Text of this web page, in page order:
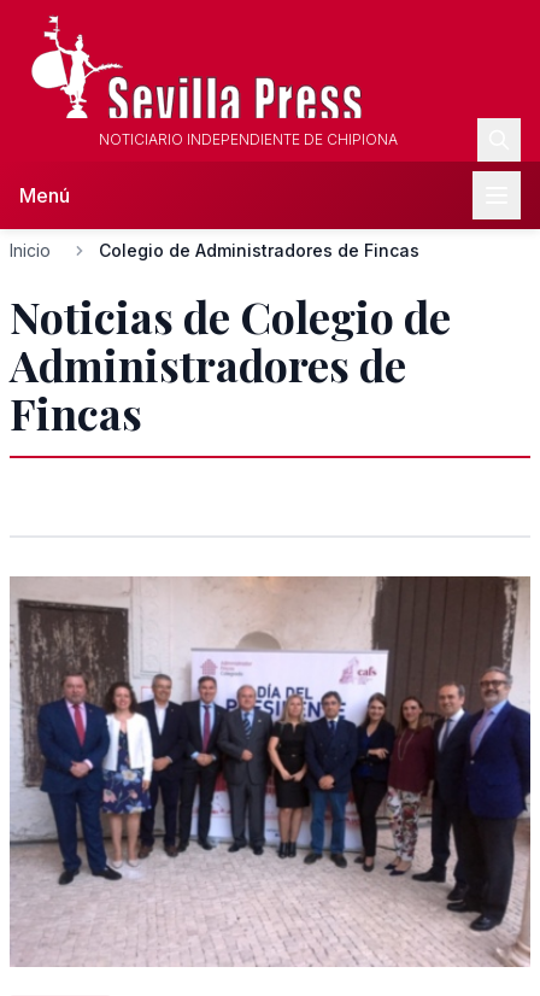
NOTICIARIO INDEPENDIENTE DE CHIPIONA
Menú
Inicio Colegio de Administradores de Fincas
Noticias de Colegio de
Administradores de
Fincas